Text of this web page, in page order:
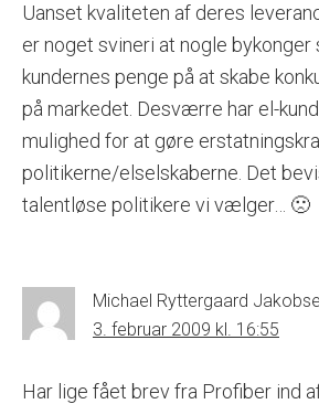
Uanset kvaliteten af deres
er noget svineri at nogle bykonger
kundernes penge på at skabe
på markedet. Desværre har el-
mulighed for at gøre
politikerne/elselskaberne. Det
talentløse politikere vi vælger… 🙁
Michael Ryttergaard
3. februar 2009 kl. 16:55
Har lige fået brev fra Profiber ind